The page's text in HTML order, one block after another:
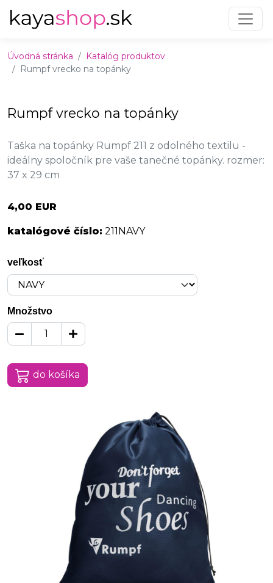
Úvodná stránka
Katalóg produktov
Rumpf vrecko na topánky
Rumpf vrecko na topánky
Taška na topánky Rumpf 211 z odolného textilu -
ideálny spoločník pre vaše tanečné topánky. rozmer:
37 x 29 cm
4,00 EUR
katalógové číslo: 211NAVY
veľkosť
Množstvo
do košíka